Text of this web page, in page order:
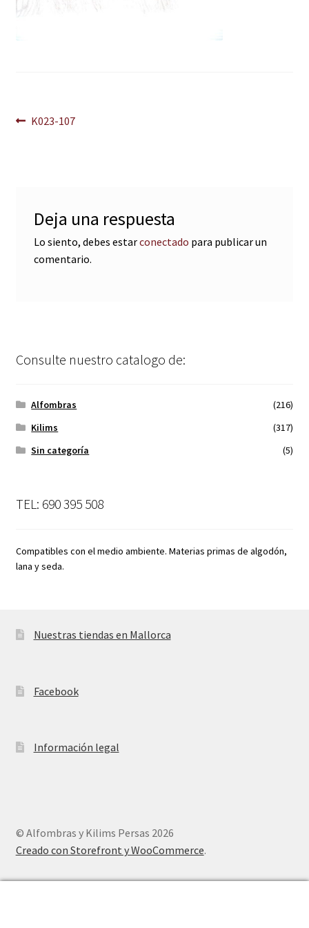
Navegación
Anterior:
K023-107
Deja una respuesta
Lo siento, debes estarconectado para publicar un
comentario.
Consulte nuestro catalogo de:
Alfombras
(216)
Kilims
(317)
Sin categoría
(5)
TEL: 690 395 508
Compatibles con el medio ambiente. Materias primas de algodón,
lana y seda.
Nuestras tiendas en Mallorca
Facebook
Información legal
© Alfombras y Kilims Persas 2026
Creado con Storefront y WooCommerce.